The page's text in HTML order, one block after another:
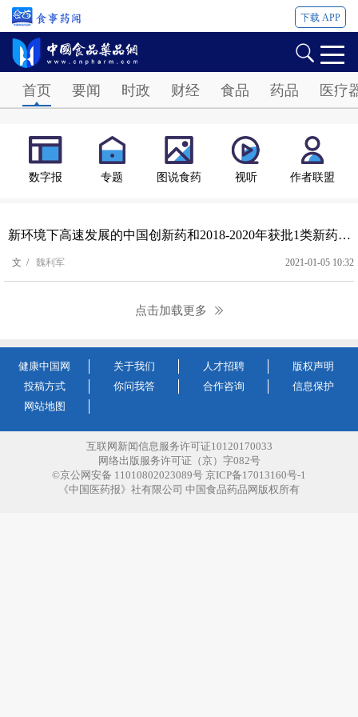
下载 APP
首页 要闻 时政 财经 食品 药品 医疗
数字报 专题 图说食药 视听 作者联盟
新环境下高速发展的中国创新药和2018-2020年获批1类新药（上）
文 / 魏利军 2021-01-05 10:32
点击加载更多
健康中国网 关于我们 人才招聘
版权声明
投稿方式
你问我答 合作咨询
信息保护
网站地图
互联网新闻信息服务许可证10120170033
网络出版服务许可证（京）字082号
©京公网安备 11010802023089号 京ICP备17013160号-1
《中国医药报》社有限公司 中国食品药品网版权所有